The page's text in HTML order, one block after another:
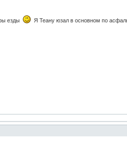
езды Я Теану юзал в основном по